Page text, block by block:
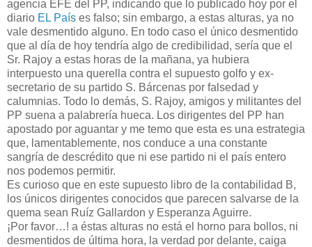
agencia EFE del PP, indicando que lo publicado hoy por el
diario EL País es falso; sin embargo, a estas alturas, ya no
vale desmentido alguno. En todo caso el único desmentido
que al día de hoy tendría algo de credibilidad, sería que el
Sr. Rajoy a estas horas de la mañana, ya hubiera
interpuesto una querella contra el supuesto golfo y ex-
secretario de su partido S. Bárcenas por falsedad y
calumnias. Todo lo demás, S. Rajoy, amigos y militantes del
PP suena a palabrería hueca. Los dirigentes del PP han
apostado por aguantar y me temo que esta es una estrategia
que, lamentablemente, nos conduce a una constante
sangría de descrédito que ni ese partido ni el país entero
nos podemos permitir.
Es curioso que en este supuesto libro de la contabilidad B,
los únicos dirigentes conocidos que parecen salvarse de la
quema sean Ruíz Gallardon y Esperanza Aguirre.
¡Por favor…! a éstas alturas no está el horno para bollos, ni
desmentidos de última hora, la verdad por delante, caiga